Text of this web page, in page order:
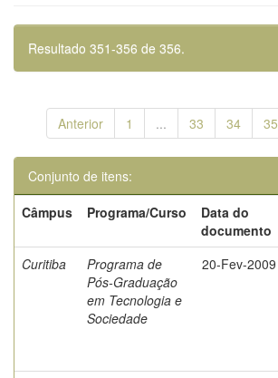
Resultado 351-356 de 356.
Anterior 1 ... 33 34 35
Conjunto de itens:
Câmpus
Programa/Curso
Data do
documento
Curitiba
Programa de
Pós-Graduação
em Tecnologia e
Sociedade
20-Fev-2009